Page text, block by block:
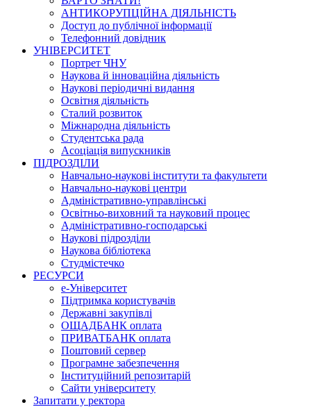
АНТИКОРУПЦІЙНА ДІЯЛЬНІСТЬ
Доступ до публічної інформації
Телефонний довідник
УНІВЕРСИТЕТ
Портрет ЧНУ
Наукова й інноваційна діяльність
Наукові періодичні видання
Освітня діяльність
Сталий розвиток
Міжнародна діяльність
Студентська рада
Асоціація випускників
ПІДРОЗДІЛИ
Навчально-наукові інститути та факультети
Навчально-наукові центри
Адміністративно-управлінські
Освітньо-виховний та науковий процес
Адміністративно-господарські
Наукові підрозділи
Наукова бібліотека
Студмістечко
РЕСУРСИ
е-Університет
Підтримка користувачів
Державні закупівлі
ОЩАДБАНК оплата
ПРИВАТБАНК оплата
Поштовий сервер
Програмне забезпечення
Інституційний репозитарій
Сайти університету
Запитати у ректора